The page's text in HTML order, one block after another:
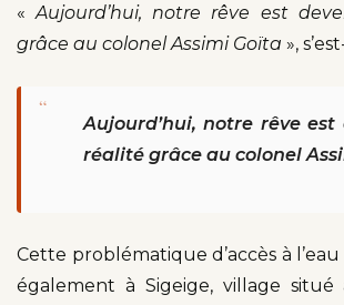
«Aujourd’hui, notre rêve est
grâce au colonel Assimi Goïta »,
“
Aujourd’hui, notre rêve est
réalité grâce au colonel
Cette problématique d’accès à
également à Sigeige, village